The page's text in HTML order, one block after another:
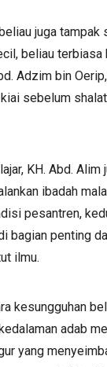
juga tampak
beliau terbiasa
Adzim bin
sebelum
KH. Abd. Alim
ibadah
pesantren,
bagian penting
ilmu.
kesungguhan
adab
yang